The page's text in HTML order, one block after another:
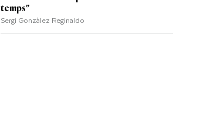
temps"
Sergi Gonzàlez Reginaldo